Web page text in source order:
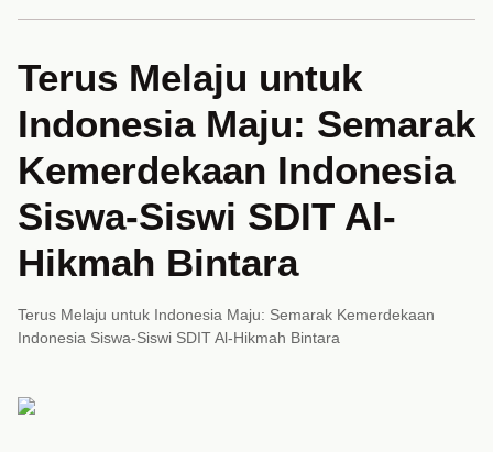
Terus Melaju untuk
Indonesia Maju: Semarak
Kemerdekaan Indonesia
Siswa-Siswi SDIT Al-
Hikmah Bintara
Terus Melaju untuk Indonesia Maju: Semarak Kemerdekaan
Indonesia Siswa-Siswi SDIT Al-Hikmah Bintara